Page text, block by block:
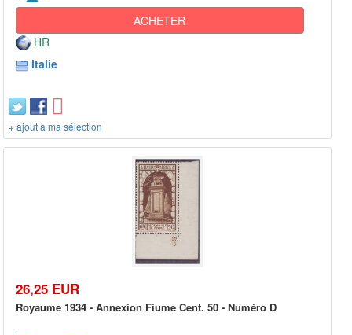
ACHETER
HR
Italie
+ ajout à ma sélection
26,25 EUR
Royaume 1934 - Annexion Fiume Cent. 50 - Numéro D